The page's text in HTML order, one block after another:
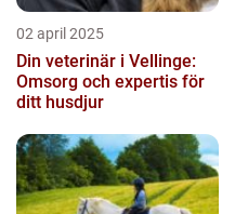
02 april 2025
Din veterinär i Vellinge:
Omsorg och expertis för
ditt husdjur